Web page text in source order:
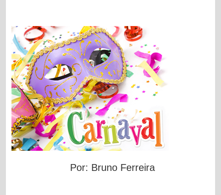
Por: Bruno Ferreira